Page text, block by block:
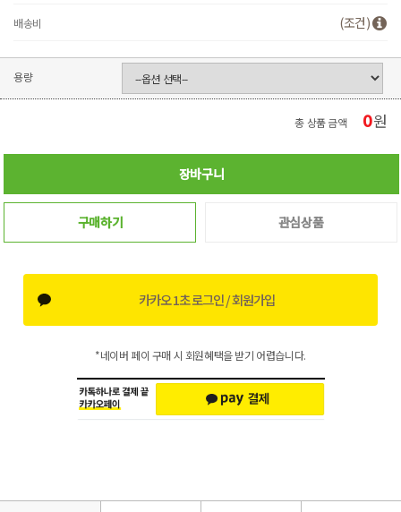
배송비 (조건)
용량
총 상품 금액 0원
장바구니
구매하기 관심상품
카카오 1초 로그인 / 회원가입
*네이버 페이 구매 시 회원혜택을 받기 어렵습니다.